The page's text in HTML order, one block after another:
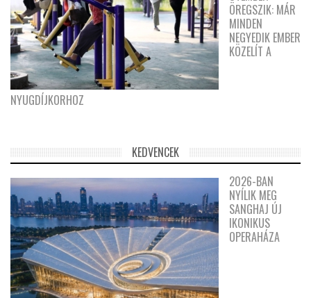
ÖREGSZIK: MÁR
MINDEN
NEGYEDIK EMBER
KÖZELÍT A
NYUGDÍJKORHOZ
KEDVENCEK
2026-BAN
NYÍLIK MEG
SANGHAJ ÚJ
IKONIKUS
OPERAHÁZA